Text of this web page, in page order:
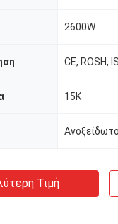
2600W
CE, ROSH,
15K
Ανοξείδωτο
Τιμή